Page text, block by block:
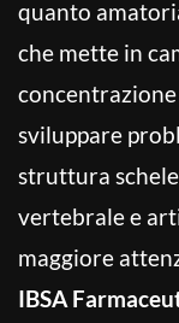
quanto
che mette in
sviluppare
struttura
vertebrale e
maggiore
IBSA